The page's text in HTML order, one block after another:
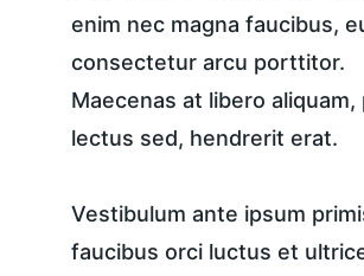
enim nec magna faucibus,
consectetur arcu porttitor.
Maecenas at libero aliquam,
lectus sed, hendrerit erat.
Vestibulum ante ipsum
faucibus orci luctus et